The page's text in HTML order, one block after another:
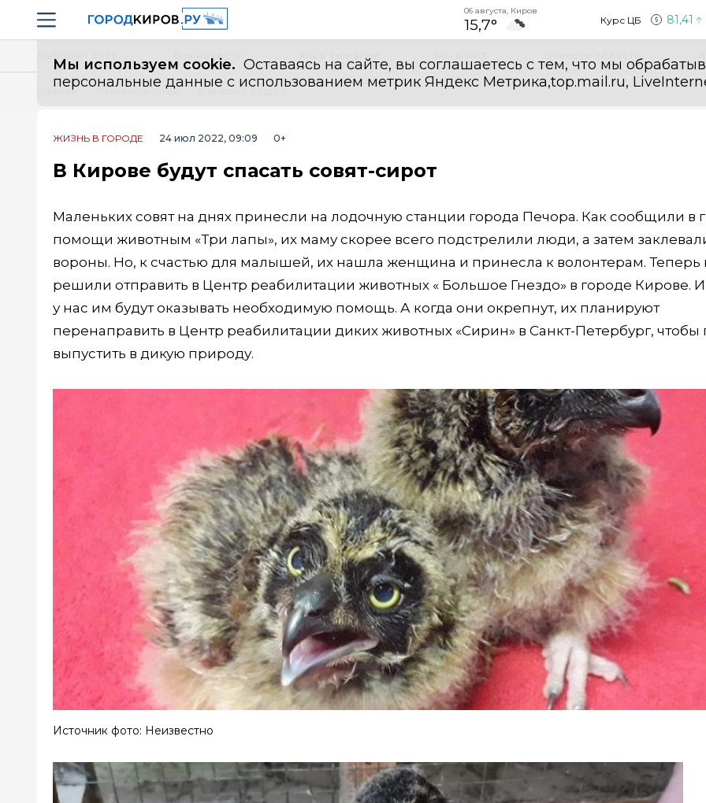
Навигация сайта
06 августа, Киров
15,7° Курс ЦБ 81,41
Мы используем cookie. Оставаясь на сайте, вы соглашаетесь с тем, что мы
персональные данные с использованием метрик Яндекс Метрика,top.mail.ru,
Все новости
Главная Лента новостей
ЖИЗНЬ В ГОРОДЕ 24 июл 2022, 09:09 0+
В Кирове будут спасать совят-сирот
Маленьких совят на днях принесли на лодочную станции города Печора. Как сообщили в
помощи животным «Три лапы», их маму скорее всего подстрелили люди, а затем
вороны. Но, к счастью для малышей, их нашла женщина и принесла к волонтерам. Теперь
решили отправить в Центр реабилитации животных « Большое Гнездо» в городе Кирове.
у нас им будут оказывать необходимую помощь. А когда они окрепнут, их планируют
перенаправить в Центр реабилитации диких животных «Сирин» в Санкт-Петербург, чтобы
выпустить в дикую природу.
Источник фото: Неизвестно